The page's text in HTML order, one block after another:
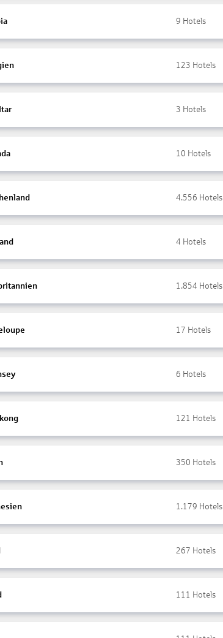
9 Hotels
123 Hotels
3 Hotels
10 Hotels
4.556 Hotels
4 Hotels
1.854 Hotels
17 Hotels
6 Hotels
121 Hotels
350 Hotels
1.179 Hotels
267 Hotels
111 Hotels